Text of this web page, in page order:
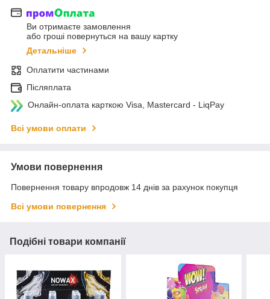
Ви отримаєте замовлення
або гроші повернуться на вашу картку
Детальніше
Оплатити частинами
Післяплата
Онлайн-оплата карткою Visa, Mastercard - LiqPay
Всі умови оплати
Умови повернення
Повернення товару впродовж 14 днів за рахунок покупця
Всі умови повернення
Подібні товари компанії